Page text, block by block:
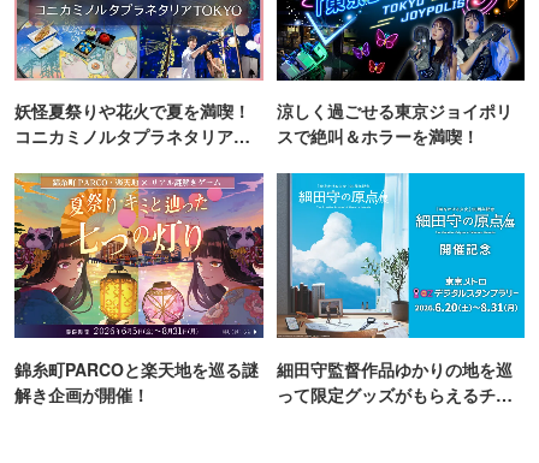
妖怪夏祭りや花火で夏を満喫！
コニカミノルタプラネタリア
涼しく過ごせる東京ジョイポリ
スで絶叫＆ホラーを満喫！
錦糸町PARCOと楽天地を巡る謎
解き企画が開催！
細田守監督作品ゆかりの地を巡
って限定グッズがもらえるチャ